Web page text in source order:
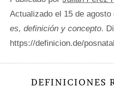
Actualizado el 15 de agosto
es, definición y concepto.
https://definicion.de/
DEFINICIONES